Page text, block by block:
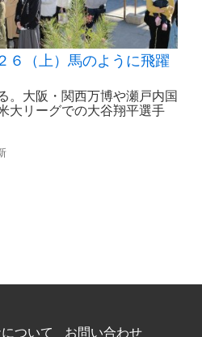
６（上）馬のように飛躍
。大阪・関西万博や瀬戸内国
大リーグでの大谷翔平選手
ついて お問い合わせ